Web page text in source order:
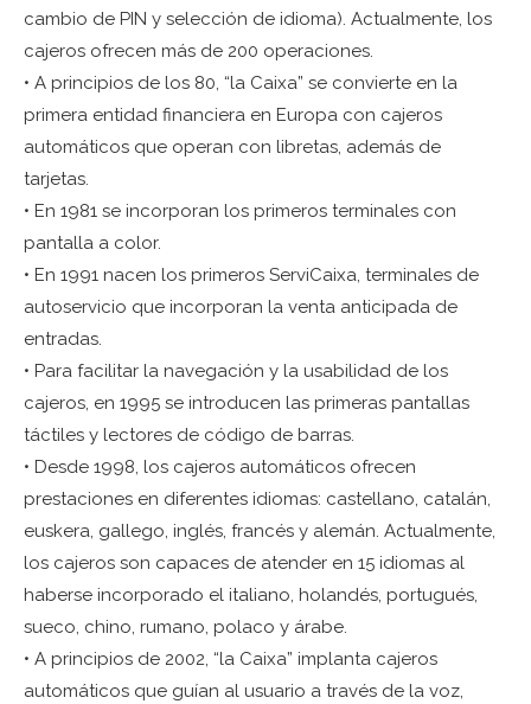
cambio de PIN y selección de idioma). Actualmente, los
cajeros ofrecen más de 200 operaciones.
• A principios de los 80, “la Caixa” se convierte en la
primera entidad financiera en Europa con cajeros
automáticos que operan con libretas, además de
tarjetas.
• En 1981 se incorporan los primeros terminales con
pantalla a color.
• En 1991 nacen los primeros ServiCaixa, terminales de
autoservicio que incorporan la venta anticipada de
entradas.
• Para facilitar la navegación y la usabilidad de los
cajeros, en 1995 se introducen las primeras pantallas
táctiles y lectores de código de barras.
• Desde 1998, los cajeros automáticos ofrecen
prestaciones en diferentes idiomas: castellano, catalán,
euskera, gallego, inglés, francés y alemán. Actualmente,
los cajeros son capaces de atender en 15 idiomas al
haberse incorporado el italiano, holandés, portugués,
sueco, chino, rumano, polaco y árabe.
• A principios de 2002, “la Caixa” implanta cajeros
automáticos que guían al usuario a través de la voz,